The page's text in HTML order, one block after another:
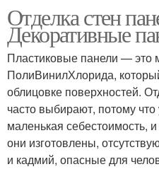
Отделка стен
Декоративные
Пластиковые панели — это
ПолиВинилХлорида,
облицовке поверхностей.
часто выбирают, потому
маленькая себестоимость,
они изготовлены,
и кадмий, опасные для